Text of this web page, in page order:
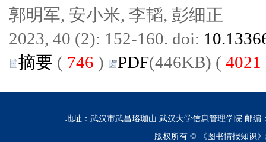
郭明军, 安小米, 李韬, 彭细正
2023, 40 (2): 152-160. doi:
摘要 ( 746 ) PDF(446KB) ( 4021
地址：武汉市武昌珞珈山 武汉大学信息管理学院 邮编
版权所有 ©
《图书情报知识